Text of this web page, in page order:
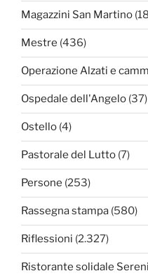
Magazzini San Martino
Mestre (436)
Operazione Alzati e
Ospedale dell'Angelo (37)
Ostello (4)
Pastorale del Lutto (7)
Persone (253)
Rassegna stampa (580)
Riflessioni (2.327)
Ristorante solidale